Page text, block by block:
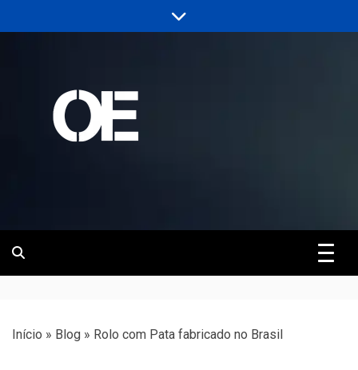
to
Revista | O
Empreiteiro
Início » Blog » Rolo com Pata fabricado no Brasil